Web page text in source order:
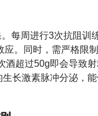
每周进行3次抗阻训
。同时，需严格限
酒超过50g即会导致
长激素脉冲分泌，